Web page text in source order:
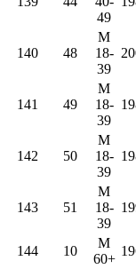
49
140 48
M
18-
39
141 49
M
18-
39
142 50
M
18-
39
143 51
M
18-
39
144 10
M
60+